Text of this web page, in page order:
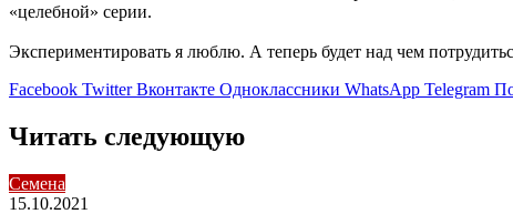
«целебной» серии.
Экспериментировать я люблю. А теперь будет над чем
Facebook Twitter Вконтакте Одноклассники WhatsApp Telegram
Читать следующую
Семена
15.10.2021